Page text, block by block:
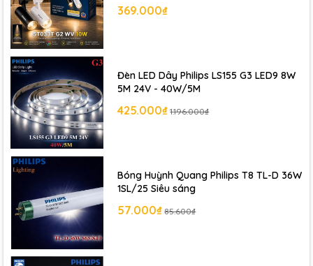
369.000₫
Đèn LED Dây Philips LS155 G3 LED9 8W
5M 24V - 40W/5M
425.000₫ 1.196.000₫
Bóng Huỳnh Quang Philips T8 TL-D 36W
1SL/25 Siêu sáng
57.000₫ 85.600₫